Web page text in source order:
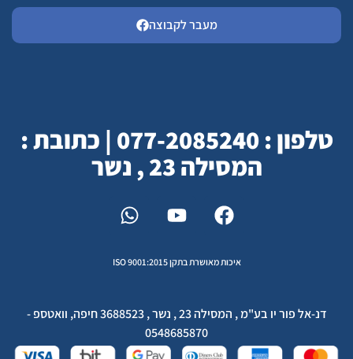
מעבר לקבוצה
טלפון : 077-2085240 | כתובת :
המסילה 23 , נשר
איכות מאושרת בתקן ISO 9001:2015
דנ-אל פור יו בע"מ , המסילה 23 , נשר , 3688523 חיפה, וואטספ -
0548685870